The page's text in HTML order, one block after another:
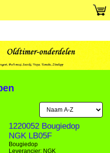
1220052 Bougiedop
NGK LB05F
Bougiedop
Leverancier: NGK